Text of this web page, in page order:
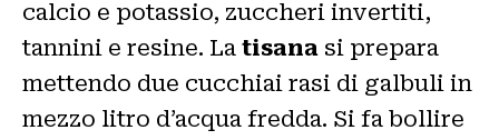
calcio e potassio, zuccheri invertiti,
tannini e resine. La tisana si prepara
mettendo due cucchiai rasi di galbuli in
mezzo litro d’acqua fredda. Si fa bollire